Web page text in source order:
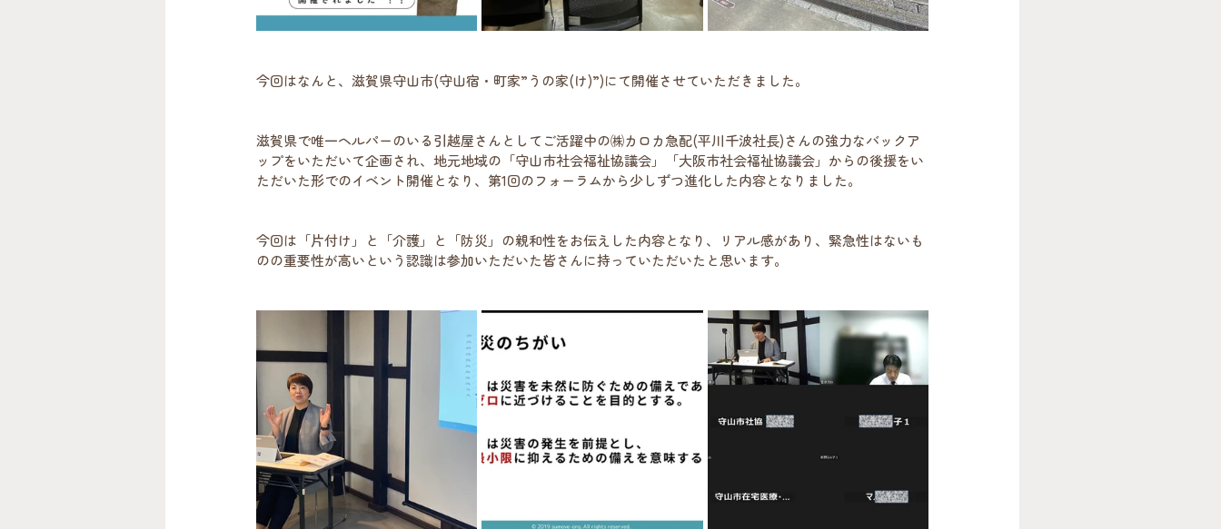
今回はなんと、滋賀県守山市(守山宿・町家”うの家(け)”)にて開催させていただきました。
滋賀県で唯一ヘルパーのいる引越屋さんとしてご活躍中の㈱カロカ急配(平川千波社長)さんの強力なバックア
ップをいただいて企画され、地元地域の「守山市社会福祉協議会」「大阪市社会福祉協議会」からの後援をい
ただいた形でのイベント開催となり、第1回のフォーラムから少しずつ進化した内容となりました。
今回は「片付け」と「介護」と「防災」の親和性をお伝えした内容となり、リアル感があり、緊急性はないも
のの重要性が高いという認識は参加いただいた皆さんに持っていただいたと思います。